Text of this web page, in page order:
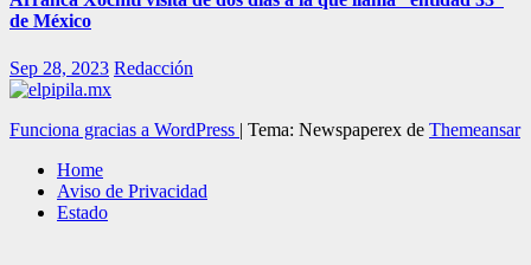
de México
Sep 28, 2023 Redacción
Funciona gracias a WordPress | Tema: Newspaperex de Themeansar
Home
Aviso de Privacidad
Estado